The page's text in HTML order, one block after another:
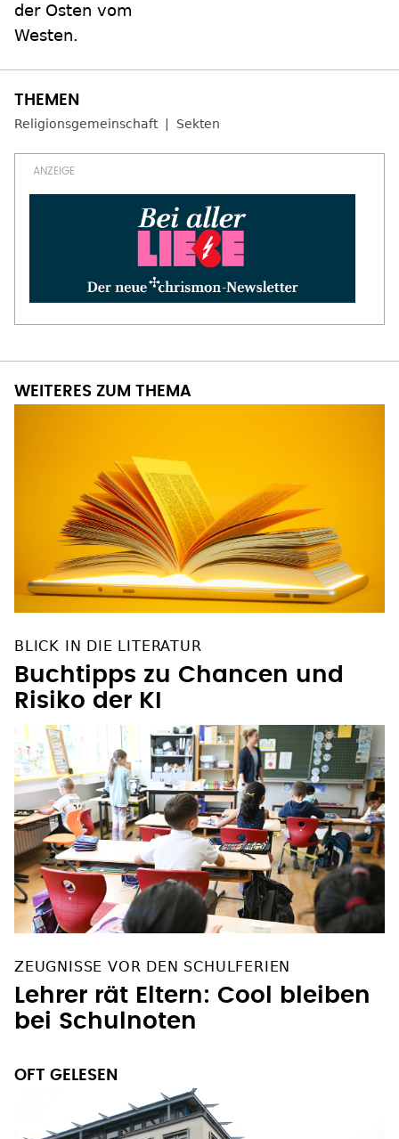
der Osten vom
Westen.
Religionsgemeinschaft Sekten
WEITERES ZUM THEMA
BLICK IN DIE LITERATUR
Buchtipps zu Chancen und
Risiko der KI
ZEUGNISSE VOR DEN SCHULFERIEN
Lehrer rät Eltern: Cool bleiben
bei Schulnoten
OFT GELESEN